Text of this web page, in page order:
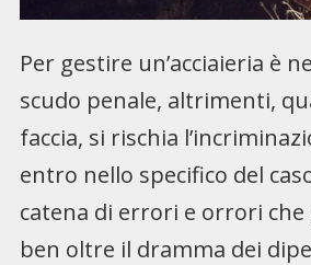
Per gestire un’acciaieria è
scudo penale, altrimenti,
faccia, si rischia
entro nello specifico del
catena di errori e orrori
ben oltre il dramma dei